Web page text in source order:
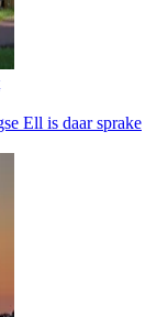
Ell is daar sprake